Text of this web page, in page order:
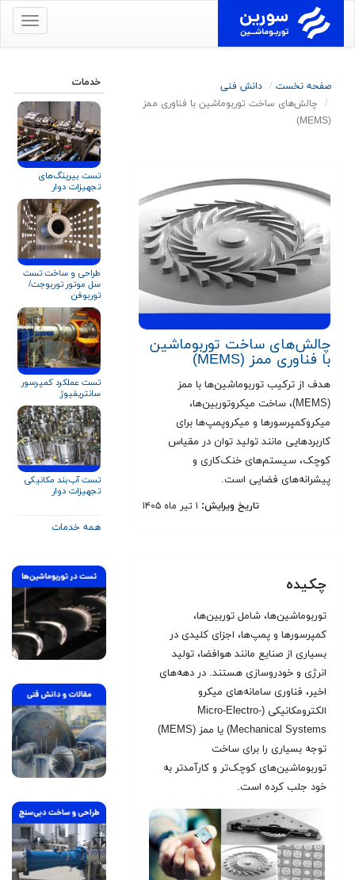
برای
کنید
صفحه نخست
دانش فنی
چالش‌های ساخت توربوماشین با فناوری ممز
(MEMS)
چالش‌های ساخت توربوماشین
با فناوری ممز (MEMS)
هدف از ترکیب توربوماشین‌ها با ممز
(MEMS)، ساخت میکروتوربین‌ها،
میکروکمپرسورها و میکروپمپ‌ها برای
کاربردهایی مانند تولید توان در مقیاس
کوچک، سیستم‌های خنک‌کاری و
پیشرانه‌های فضایی است.
تاریخ ویرایش: ۱ تیر ماه ۱۴۰۵
چکیده
توربوماشین‌ها، شامل توربین‌ها،
کمپرسورها و پمپ‌ها، اجزای کلیدی در
بسیاری از صنایع مانند هوافضا، تولید
انرژی و خودروسازی هستند. در دهه‌های
اخیر، فناوری سامانه‌های میکرو
الکترومکانیکی (Micro-Electro-
Mechanical Systems) یا ممز (MEMS)
توجه بسیاری را برای ساخت
توربوماشین‌های کوچک‌تر و کارآمدتر به
خود جلب کرده است.
خدمات
تست بیرینگ‌های
تجهیزات دوار
طراحی و ساخت تست
سل موتور توربوجت/
توربوفن
تست عملکرد کمپرسور
سانتریفیوژ
تست آب‌بند مکانیکی
تجهیزات دوار
همه خدمات